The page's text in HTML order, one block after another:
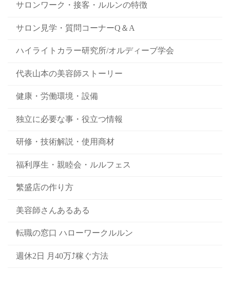
サロンワーク・接客・ルルンの特徴
サロン見学・質問コーナーQ＆A
ハイライトカラー研究所/オルディーブ学会
代表山本の美容師ストーリー
健康・労働環境・設備
独立に必要な事・役立つ情報
研修・技術解説・使用商材
福利厚生・親睦会・ルルフェス
繁盛店の作り方
美容師さんあるある
転職の窓口 ハローワークルルン
週休2日 月40万⤴稼ぐ方法